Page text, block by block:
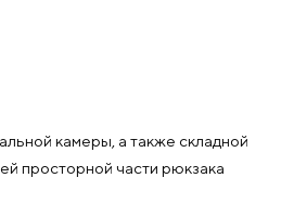
камеры, а также складной
просторной части рюкзака